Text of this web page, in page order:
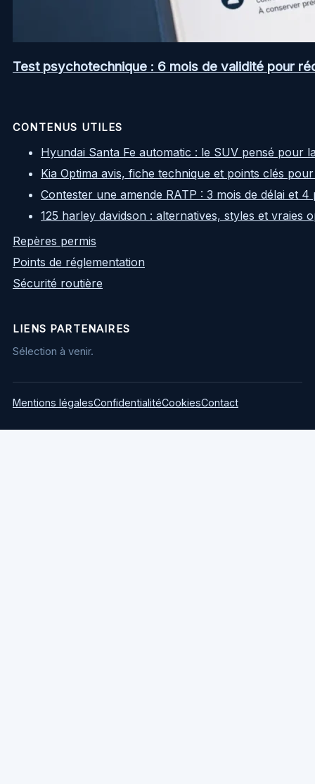
Test psychotechnique : 6 mois de validité pour
CONTENUS UTILES
Hyundai Santa Fe automatic : le SUV pensé pour
Kia Optima avis, fiche technique et points clés
Contester une amende RATP : 3 mois de délai et
125 harley davidson : alternatives, styles et vraies
Repères permis
Points de réglementation
Sécurité routière
LIENS PARTENAIRES
Sélection à venir.
Mentions légalesConfidentialitéCookiesContact